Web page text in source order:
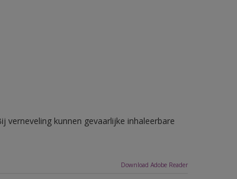
verneveling kunnen gevaarlijke inhaleerbare
Download Adobe Reader